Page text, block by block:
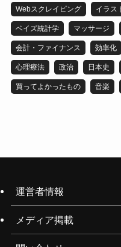
Webスクレイピング イラス
ベイズ統計学 マッサージ
会計・ファイナンス 効率化
心理療法 政治 日本史
買ってよかったもの 音楽
運営者情報
メディア掲載